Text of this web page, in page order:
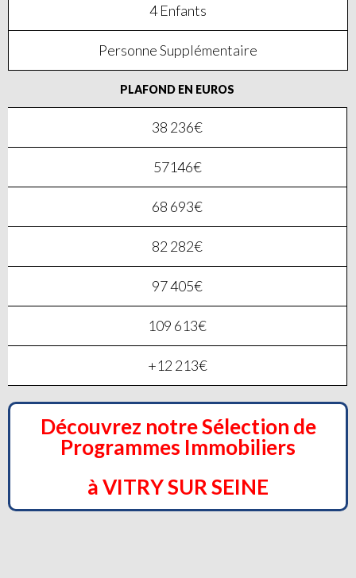
4 Enfants
Personne Supplémentaire
PLAFOND EN EUROS
38 236€
57146€
68 693€
82 282€
97 405€
109 613€
+12 213€
Découvrez notre Sélection de
Programmes Immobiliers
à VITRY SUR SEINE